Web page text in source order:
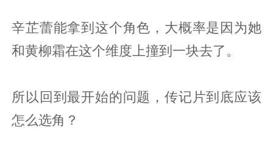
辛芷蕾能拿到这个角色，大概率是因为她
和黄柳霜在这个维度上撞到一块去了。
所以回到最开始的问题，传记片到底应该
怎么选角？